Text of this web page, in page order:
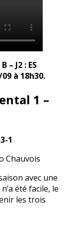
– J2 : ES
à 18h30.
1 –
1
Chauvois
avec une
été facile, le
les trois